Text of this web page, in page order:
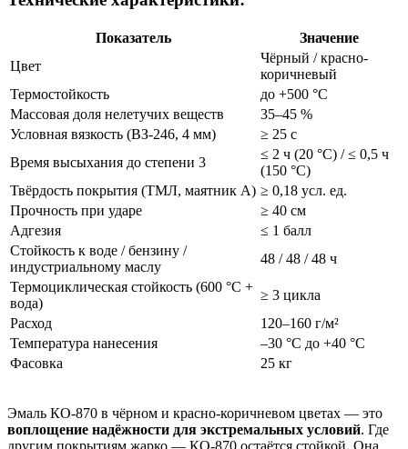
Показатель
Значение
Цвет
Чёрный / красно-
коричневый
Термостойкость
до +500 °C
Массовая доля нелетучих веществ
35–45 %
Условная вязкость (ВЗ-246, 4 мм)
≥ 25 с
Время высыхания до степени 3
≤ 2 ч (20 °C) / ≤ 0,5 ч
(150 °C)
Твёрдость покрытия (ТМЛ, маятник А) ≥ 0,18 усл. ед.
Прочность при ударе
≥ 40 см
Адгезия
≤ 1 балл
Стойкость к воде / бензину /
индустриальному маслу
48 / 48 / 48 ч
Термоциклическая стойкость (600 °C +
вода)
≥ 3 цикла
Расход
120–160 г/м²
Температура нанесения
–30 °C до +40 °C
Фасовка
25 кг
Эмаль КО-870 в чёрном и красно-коричневом цветах — это
воплощение надёжности для экстремальных условий. Где
другим покрытиям жарко — КО-870 остаётся стойкой. Она